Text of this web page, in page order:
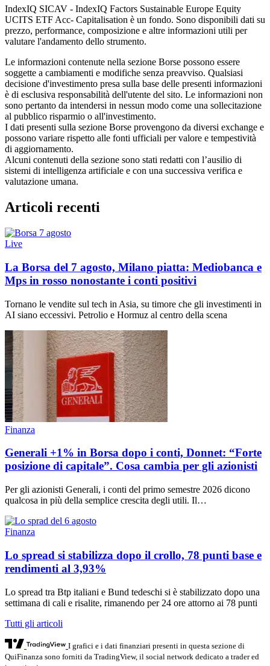
IndexIQ SICAV - IndexIQ Factors Sustainable Europe Equity
UCITS ETF Acc- Capitalisation è un fondo. Sono disponibili dati su
prezzo, performance, composizione e altre informazioni utili per
valutare l'andamento dello strumento.
Le informazioni contenute nella sezione Borse possono essere
soggette a cambiamenti e modifiche senza preavviso. Qualsiasi
decisione d'investimento presa sulla base delle presenti informazioni
è di esclusiva responsabilità dell'utente del sito. Le informazioni non
sono pertanto da intendersi in nessun modo come una sollecitazione
al pubblico risparmio o all'investimento.
I dati presenti sulla sezione Borse provengono da diversi exchange e
possono variare rispetto alle fonti ufficiali per valore e tempestività
di aggiornamento.
Alcuni contenuti della sezione sono stati redatti con l’ausilio di
sistemi di intelligenza artificiale e con una successiva verifica e
valutazione umana.
Articoli recenti
Live
La Borsa del 7 agosto, Milano piatta: Mediobanca e
Mps in rosso nonostante i conti positivi
Tornano le vendite sul tech in Asia, su timore che gli investimenti in
AI siano eccessivi. Petrolio e Hormuz al centro della scena
Finanza
Generali +1% in Borsa dopo i conti, Donnet: “Forte
posizione di capitale”. Cosa cambia per gli azionisti
Per gli azionisti Generali, i conti del primo semestre 2026 dicono
qualcosa in più della semplice crescita degli utili. Il…
Finanza
Lo spread si stabilizza dopo il crollo, 78 punti base e
rendimenti al 3,93%
Lo spread tra Btp italiani e Bund tedeschi si è stabilizzato dopo una
settimana di cali e risalite, rimanendo per 24 ore attorno ai 78 punti
Tutti gli articoli
I grafici e i dati finanziari presenti in questa sezione di
QuiFinanza sono forniti da TradingView, il social network dedicato a trader ed